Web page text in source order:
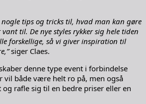
tips og tricks til, hvad man kan gøre
til. De nye styles rykker sig hele tiden
forskellige, så vi giver inspiration til
siger Claes.
denne type event i forbindelse
vil både være helt ro på, men også
rafle sig til en bedre priser eller en